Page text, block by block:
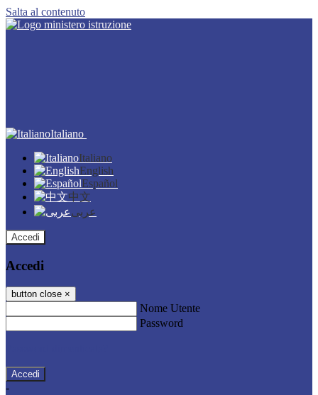
Salta al contenuto
Italiano
Italiano
English
Español
中文
عربى
Accedi
Accedi
button close ×
Nome Utente
Password
-